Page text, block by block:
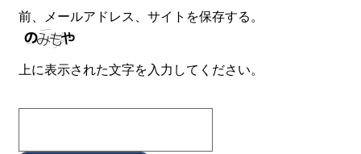
前、メールアドレス、サイトを保存する。
上に表示された文字を入力してください。